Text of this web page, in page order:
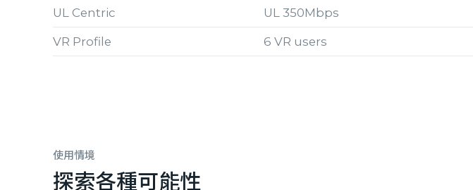
UL Centric UL 350Mbps
VR Profile 6 VR users
使用情境
探索各種可能性